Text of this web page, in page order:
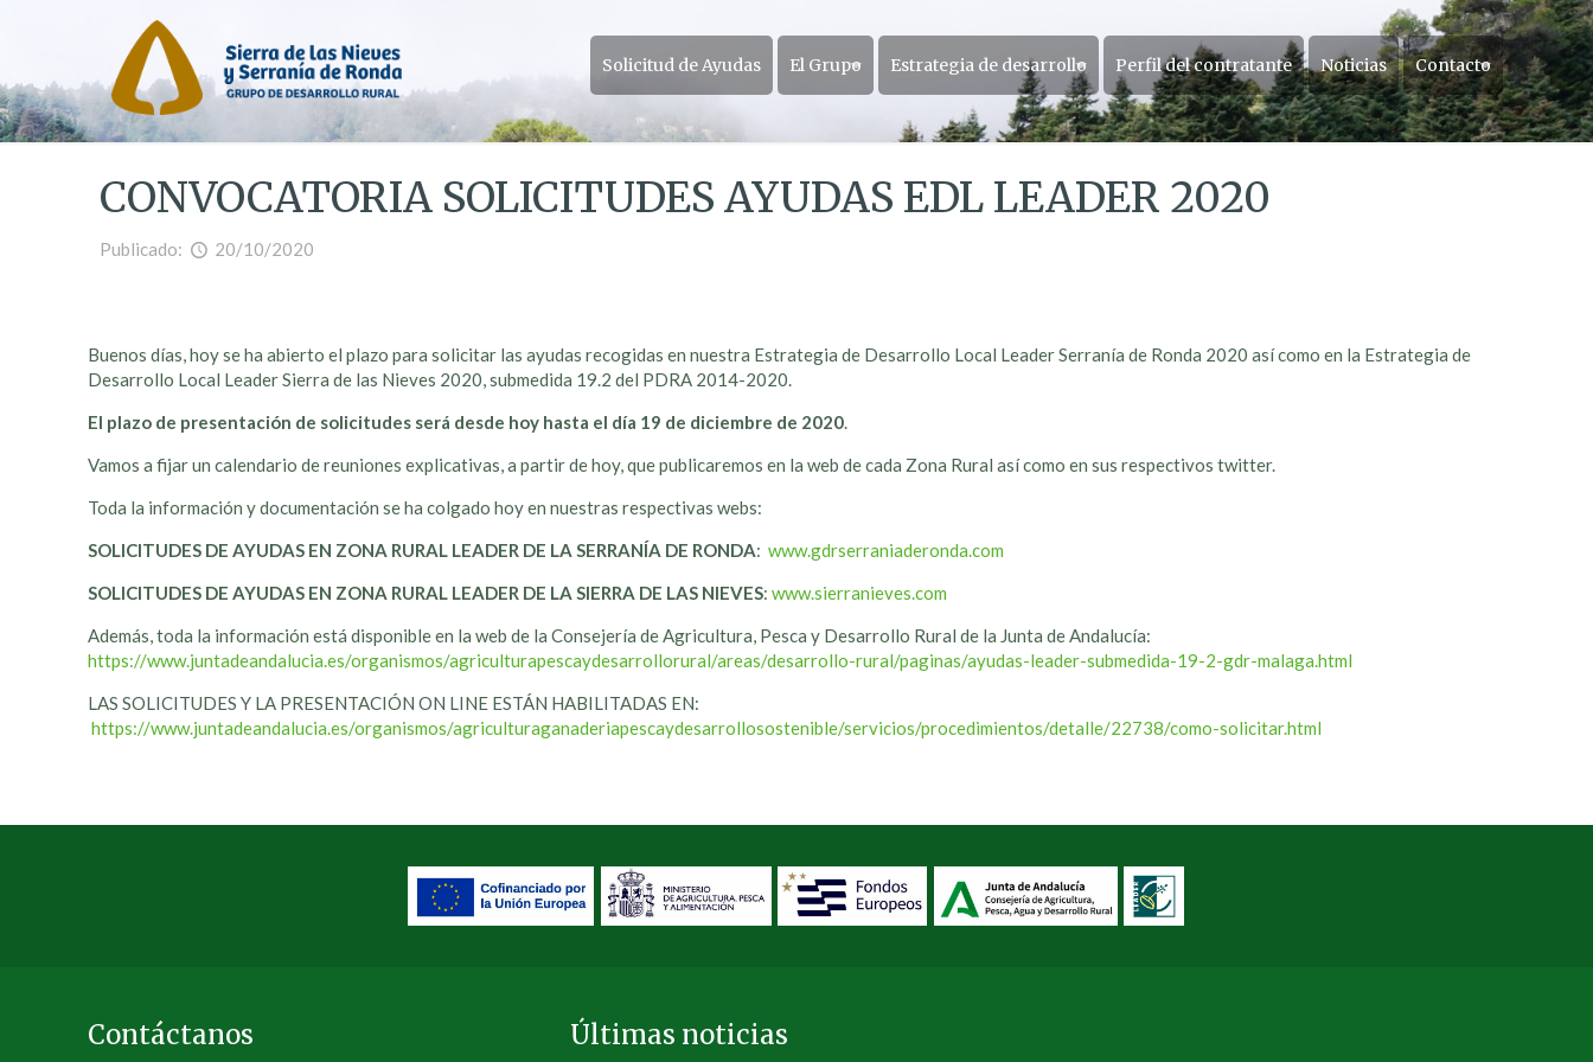
Solicitud de Ayudas El Grupo Estrategia de desarrollo Perfil del contratante Noticias Contacto
CONVOCATORIA SOLICITUDES AYUDAS EDL LEADER 2020
Publicado: 20/10/2020
Buenos días, hoy se ha abierto el plazo para solicitar las ayudas recogidas en nuestra Estrategia de Desarrollo Local Leader Serranía de Ronda 2020 así como en la Estrategia de
Desarrollo Local Leader Sierra de las Nieves 2020, submedida 19.2 del PDRA 2014-2020.
El plazo de presentación de solicitudes será desde hoy hasta el día 19 de diciembre de 2020.
Vamos a fijar un calendario de reuniones explicativas, a partir de hoy, que publicaremos en la web de cada Zona Rural así como en sus respectivos twitter.
Toda la información y documentación se ha colgado hoy en nuestras respectivas webs:
SOLICITUDES DE AYUDAS EN ZONA RURAL LEADER DE LA SERRANÍA DE RONDA:www.gdrserraniaderonda.com
SOLICITUDES DE AYUDAS EN ZONA RURAL LEADER DE LA SIERRA DE LAS NIEVES:www.sierranieves.com
Además, toda la información está disponible en la web de la Consejería de Agricultura, Pesca y Desarrollo Rural de la Junta de Andalucía:
https://www.juntadeandalucia.es/organismos/agriculturapescaydesarrollorural/areas/desarrollo-rural/paginas/ayudas-leader-submedida-19-2-gdr-malaga.html
LAS SOLICITUDES Y LA PRESENTACIÓN ON LINE ESTÁN HABILITADAS EN:
https://www.juntadeandalucia.es/organismos/agriculturaganaderiapescaydesarrollosostenible/servicios/procedimientos/detalle/22738/como-solicitar.html
Contáctanos Últimas noticias